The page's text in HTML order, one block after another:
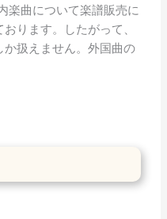
楽曲について楽譜販売に
ります。したがって、
扱えません。外国曲の